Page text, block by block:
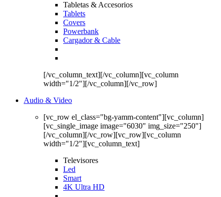
Tabletas & Accesorios
Tablets
Covers
Powerbank
Cargador & Cable
[/vc_column_text][/vc_column][vc_column
width="1/2"][/vc_column][/vc_row]
Audio & Video
[vc_row el_class="bg-yamm-content"][vc_column]
[vc_single_image image="6030" img_size="250"]
[/vc_column][/vc_row][vc_row][vc_column
width="1/2"][vc_column_text]
Televisores
Led
Smart
4K Ultra HD